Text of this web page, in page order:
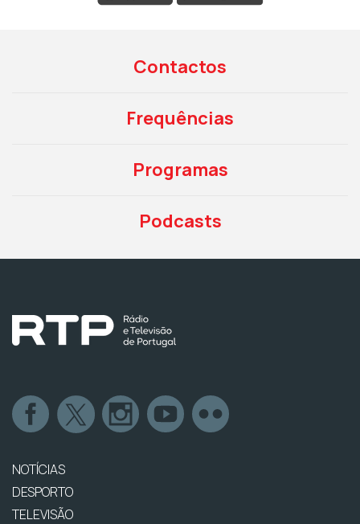
Contactos
Frequências
Programas
Podcasts
NOTÍCIAS
DESPORTO
TELEVISÃO